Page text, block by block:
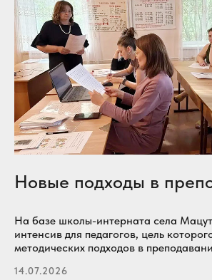
Новые подходы в
На базе школы-интерната села
интенсив для педагогов, цель
методических подходов в
14.07.2026